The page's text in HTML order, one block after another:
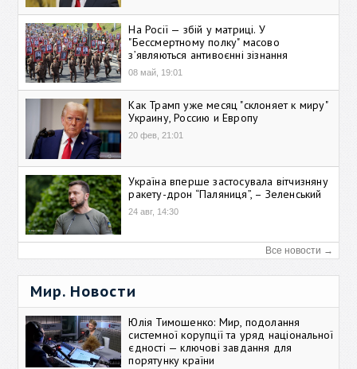
На Росії — збій у матриці. У
"Бессмертному полку" масово
зʼявляються антивоєнні зізнання
08 май, 19:01
Как Трамп уже месяц "склоняет к миру"
Украину, Россию и Европу
20 фев, 21:01
Україна вперше застосувала вітчизняну
ракету-дрон “Паляниця”, – Зеленський
24 авг, 14:30
Все новости →
Мир. Новости
Юлія Тимошенко: Мир, подолання
системної корупції та уряд національної
єдності — ключові завдання для
порятунку країни